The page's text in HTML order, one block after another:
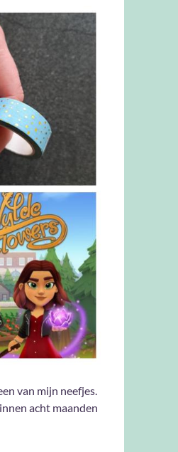
van mijn neefjes.
acht maanden